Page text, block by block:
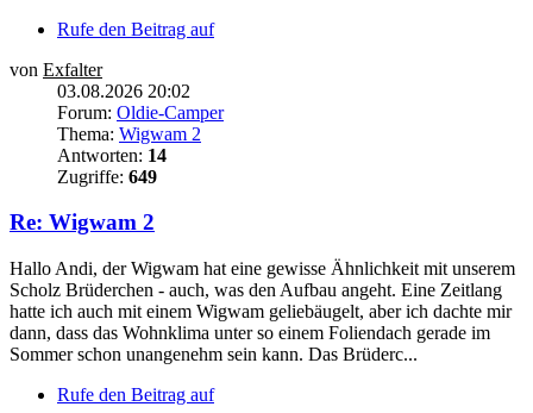
Rufe den Beitrag auf
von Exfalter
03.08.2026 20:02
Forum: Oldie-Camper
Thema: Wigwam 2
Antworten: 14
Zugriffe: 649
Re: Wigwam 2
Hallo Andi, der Wigwam hat eine gewisse Ähnlichkeit mit unserem
Scholz Brüderchen - auch, was den Aufbau angeht. Eine Zeitlang
hatte ich auch mit einem Wigwam geliebäugelt, aber ich dachte mir
dann, dass das Wohnklima unter so einem Foliendach gerade im
Sommer schon unangenehm sein kann. Das Brüderc...
Rufe den Beitrag auf